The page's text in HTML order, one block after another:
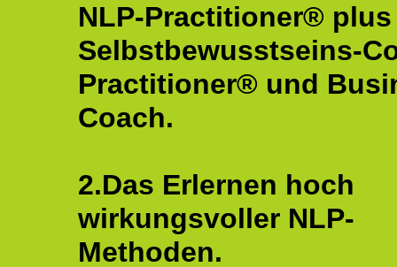
NLP-Practitioner® plus
Selbstbewusstseins-
Practitioner® und
Coach.
2.Das Erlernen hoch
wirkungsvoller NLP-
Methoden.